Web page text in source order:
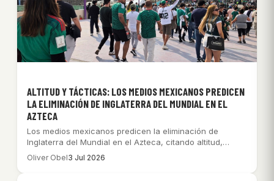
ALTITUD Y TÁCTICAS: LOS MEDIOS MEXICANOS PREDICEN
LA ELIMINACIÓN DE INGLATERRA DEL MUNDIAL EN EL
AZTECA
Los medios mexicanos predicen la eliminación de
Inglaterra del Mundial en el Azteca, citando altitud,…
Oliver Obel3 Jul 2026